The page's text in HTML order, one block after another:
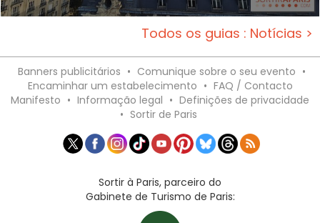
Todos os guias : Notícias >
Banners publicitários • Comunique sobre o seu evento •
Encaminhar um estabelecimento • FAQ / Contacto
Manifesto • Informação legal • Definições de privacidade
• Sortir de Paris
Sortir à Paris, parceiro do
Gabinete de Turismo de Paris: